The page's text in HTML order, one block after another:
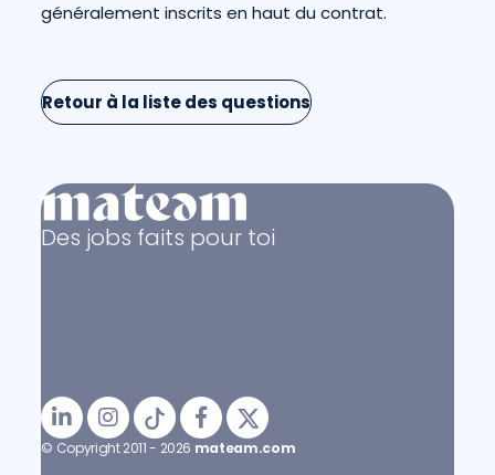
généralement inscrits en haut du contrat.
Retour à la liste des questions
Des jobs faits pour toi
© Copyright 2011 - 2026 mateam.com